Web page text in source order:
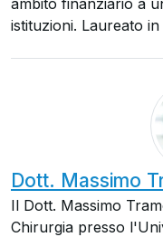
ambito finanziario a
istituzioni. Laureato in
Dott. Massimo
Il Dott. Massimo
Chirurgia presso